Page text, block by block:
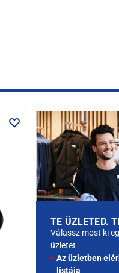
TE ÜZLETED.
Válassz most ki
üzletet
Az üzletben
listája